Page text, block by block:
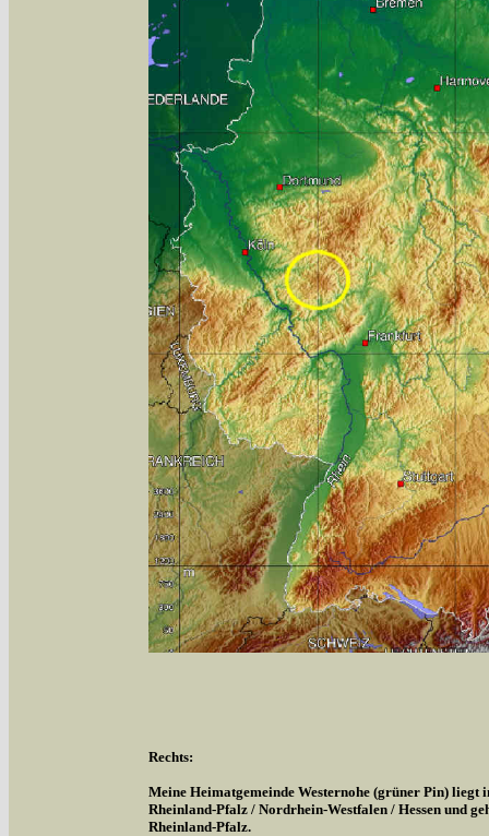
Rechts:
Meine Heimatgemeinde Westernohe (grüner Pin) liegt
Rheinland-Pfalz / Nordrhein-Westfalen / Hessen und
Rheinland-Pfalz.